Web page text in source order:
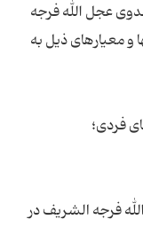
عجل الله فرجه
معيارهاى ذيل به
فرجه الشريف در